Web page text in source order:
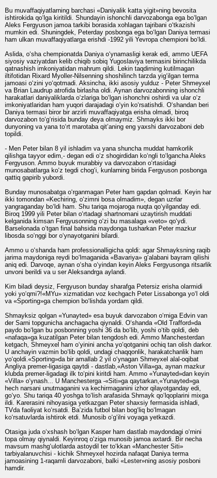
Bu muvaffaqiyatlarning barchasi «Daniyalik katta yigit»ning bevosita
ishtirokida qo‘lga kiritildi. Shundayin ishonchli darvozabonga ega bo‘lgan
Aleks Fergyuson jamoa tarkibi borasida xohlagan tajribani o‘tkazishi
mumkin edi. Shuningdek, Peterday posbonga ega bo‘lgan Daniya termasi
ham ulkan muvaffaqiyatlarga erishdi -1992 yili Yevropa chempioni bo‘ldi.
Aslida, o‘sha chempionatda Daniya o‘ynamasligi kerak edi, ammo UEFA
siyosiy vaziyatdan kelib chiqib sobiq Yugoslaviya termasini birinchilikda
qatnashish imkoniyatidan mahrum qildi. Lekin taqdirning kutilmagan
iltifotidan Rixard Myoller-Nilsenning shoshilinch tarzda yig‘ilgan terma
jamoasi o‘zini yo‘qotmadi. Aksincha, ikki asosiy yulduz - Peter Shmeyxel
va Brian Laudrup atrofida birlasha oldi. Aynan darvozabonning ishonchli
harakatlari daniyaliklarda o‘zlariga bo‘lgan ishonchni oshirdi va ular o‘z
imkoniyatlaridan ham yuqori darajadagi o‘yin ko‘rsatishdi. O‘shandan beri
Daniya termasi biror bir arzirli muvaffaqiyatga erisha olmadi, biroq
darvozabon to‘g‘risida bunday deya olmaymiz. Shmayks ikki bor
dunyoning va yana to‘rt marotaba qit’aning eng yaxshi darvozaboni deb
topildi.
- Men Peter bilan 8 yil ishladim va yana shuncha muddat hamkorlik
qilishga tayyor edim,- degan edi o‘z shogirdidan ko‘ngli to‘lgancha Aleks
Fergyuson. Ammo buyuk murabbiy va darvozabon o‘rtasidagi
munosabatlarga ko‘z tegdi chog‘i, kunlarning birida Fergyuson posbonga
qattiq gapirib yubordi.
Bunday munosabatga o‘rganmagan Peter ham gapdan qolmadi. Keyin har
ikki tomondan «Kechiring, o‘zimni bosa olmadim», degan uzrlar
yangraganday bo‘ldi ham. Shu tariqa mojaroga nuqta qo‘yilganday edi.
Biroq 1999 yili Peter bilan o‘rtadagi shartnomani uzaytirish muddati
kelganida kimsan Fergyusonning o‘zi bu masalaga «veto» qo‘ydi.
Barselonada o‘tgan final bahsida maydonga tusharkan Peter mazkur
libosda so‘nggi bor o‘ynayotganini bilardi.
Ammo u o‘shanda ham professionalligicha qoldi: agar Shmayksning raqib
jarima maydoniga reydi bo‘lmaganida «Bavariya» g‘alabani bayram qilishi
aniq edi. Darvoqe, aynan o‘sha o‘yindan keyin Aleks Fergyusonga ritsarlik
unvoni berildi va u ser Aleksandrga aylandi.
Kim biladi deysiz, Fergyuson bunday sharafga Petersiz erisha olarmidi
yoki yo‘qmi?!«MYu» xizmatidan voz kechgach Peter Lissabonga yo‘l oldi
va «Sporting»ga chempion bo‘lishda yordam qildi.
Shmayksiz qolgan «Yunayted» esa buyuk darvozabon o‘rniga Edvin van
der Sarni topgunicha anchagacha qiynaldi. O‘shanda «Old Trafford»da
paydo bo‘lgan bu posbonning yoshi 36 da bo‘lib, yoshi o‘tib qoldi, deb
«nafaqa»ga kuzatilgan Peter bilan tengdosh edi. Ammo Manchesterdan
ketgach, Shmeyxel ham o‘yinini ancha yo‘qotganini ochiq tan olish darkor.
U anchayin vazmin bo‘lib qoldi, undagi chaqqonlik, harakatchanlik ham
yo‘qoldi.«Sporting»da bir amallab 2 yil o‘ynagan Shmeyxel alal-oqibat
Angliya premer-ligasiga qaytdi - dastlab,«Aston Villa»ga, aynan mazkur
klubda premer-ligadagi ilk to‘pini kiritdi ham. Ammo «Yunayted»dan keyin
«Villa» o‘ynash... U Manchesterga -«Siti»ga qaytarkan,«Yunayted»ga
hech narsani unutmaganini va kechirmaganini izhor qilayotganday edi,
go‘yo. Shu tariqa 40 yoshga to‘lish arafasida Shmayk qo‘lqoplarini mixga
ildi. Karerasini nihoyasiga yetkazgan Peter shaxsiy fermasida ishladi,
TVda faoliyat ko‘rsatdi. Ba’zida futbol bilan bog‘liq bo‘lmagan
ko‘rsatuvlarda ishtirok etdi. Munosib o‘g‘ilni voyaga yetkazdi.
Otasiga juda o‘xshash bo‘lgan Kasper ham dastlab maydondagi o‘rnini
topa olmay qiynaldi. Keyinroq o‘ziga munosib jamoa axtardi. Bir necha
mavsum mashg‘ulotlarda astoydil ter to‘kkan «Manchester Siti»
tarbiyalanuvchisi - kichik Shmeyxel hozirda nafaqat Daniya terma
jamoasining 1-raqamli darvozaboni, balki «Lester»ning asosiy posboni
hamdir.